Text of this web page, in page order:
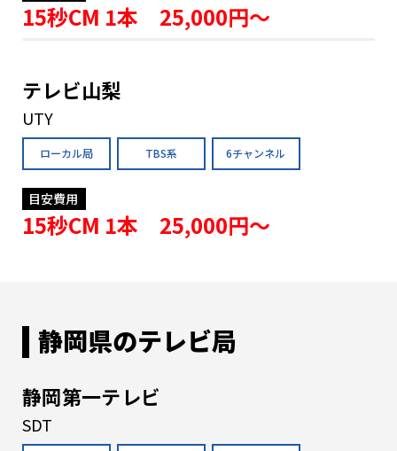
15秒CM 1本 25,000円〜
テレビ山梨
UTY
ローカル局 TBS系 6チャンネル
目安費用
15秒CM 1本 25,000円〜
静岡県のテレビ局
静岡第一テレビ
SDT